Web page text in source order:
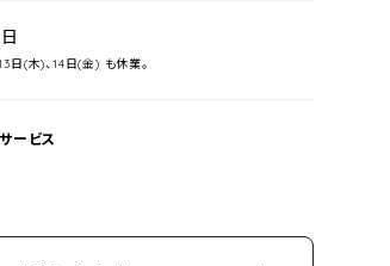
日(木)、14日(金) も休業。
ービス